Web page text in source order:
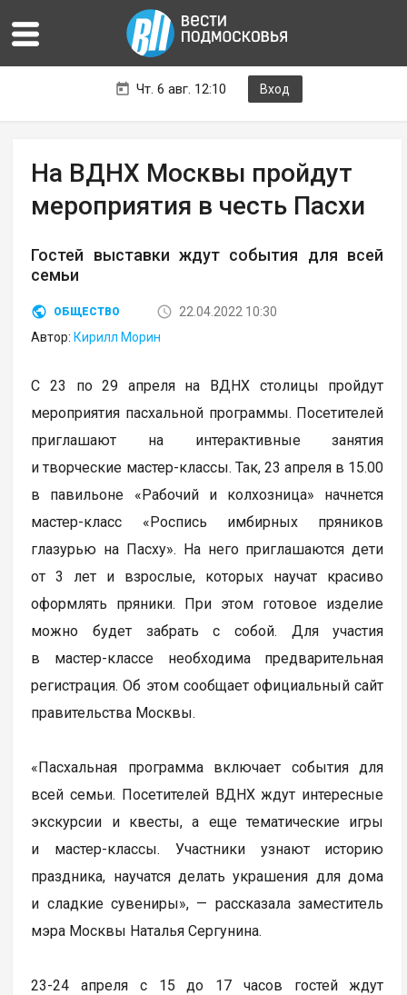
Чт. 6 авг. 12:10 Вход
На ВДНХ Москвы пройдут
мероприятия в честь Пасхи
Гостей выставки ждут события для всей
семьи
ОБЩЕСТВО
22.04.2022 10:30
Автор: Кирилл Морин
С 23 по 29 апреля на ВДНХ столицы пройдут
мероприятия пасхальной программы. Посетителей
приглашают на интерактивные занятия
и творческие мастер-классы. Так, 23 апреля в 15.00
в павильоне «Рабочий и колхозница» начнется
мастер-класс «Роспись имбирных пряников
глазурью на Пасху». На него приглашаются дети
от 3 лет и взрослые, которых научат красиво
оформлять пряники. При этом готовое изделие
можно будет забрать с собой. Для участия
в мастер-классе необходима предварительная
регистрация. Об этом сообщает официальный сайт
правительства Москвы.
«Пасхальная программа включает события для
всей семьи. Посетителей ВДНХ ждут интересные
экскурсии и квесты, а еще тематические игры
и мастер-классы. Участники узнают историю
праздника, научатся делать украшения для дома
и сладкие сувениры», — рассказала заместитель
мэра Москвы Наталья Сергунина.
23-24 апреля с 15 до 17 часов гостей ждут